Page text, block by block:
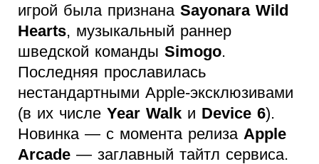
игрой была признана Sayonara Wild
Hearts, музыкальный раннер
шведской команды Simogo.
Последняя прославилась
нестандартными Apple-эксклюзивами
(в их числе Year Walk и Device 6).
Новинка — с момента релиза Apple
Arcade — заглавный тайтл сервиса.